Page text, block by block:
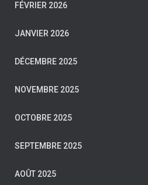
FÉVRIER 2026
JANVIER 2026
DÉCEMBRE 2025
NOVEMBRE 2025
OCTOBRE 2025
SEPTEMBRE 2025
AOÛT 2025